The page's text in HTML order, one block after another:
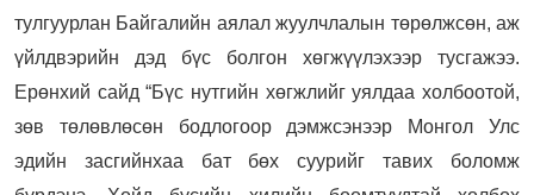
тулгуурлан Байгалийн аялал жуулчлалын төрөлжсөн, аж
үйлдвэрийн дэд бүс болгон хөгжүүлэхээр тусгажээ.
Ерөнхий сайд “Бүс нутгийн хөгжлийг уялдаа холбоотой,
зөв төлөвлөсөн бодлогоор дэмжсэнээр Монгол Улс
эдийн засгийнхаа бат бөх суурийг тавих боломж